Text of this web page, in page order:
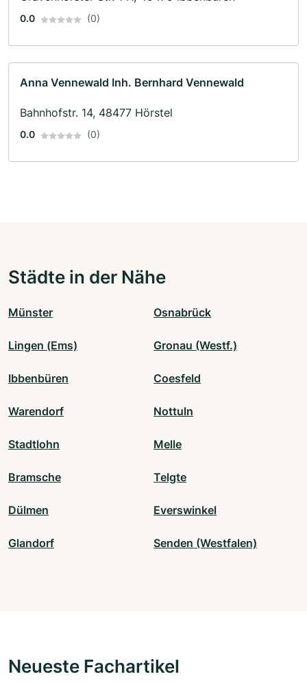
0.0 (0)
Anna Vennewald Inh. Bernhard Vennewald
Bahnhofstr. 14, 48477 Hörstel
0.0 (0)
Städte in der Nähe
Münster Osnabrück
Lingen (Ems) Gronau (Westf.)
Ibbenbüren Coesfeld
Warendorf Nottuln
Stadtlohn Melle
Bramsche Telgte
Dülmen Everswinkel
Glandorf Senden (Westfalen)
Neueste Fachartikel